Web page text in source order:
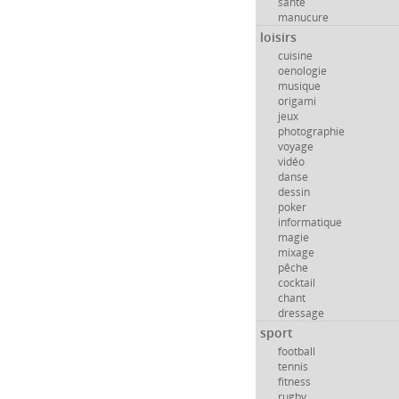
manucure
loisirs
cuisine
oenologie
musique
origami
jeux
photographie
voyage
vidéo
danse
dessin
poker
informatique
magie
mixage
pêche
cocktail
chant
dressage
sport
football
tennis
fitness